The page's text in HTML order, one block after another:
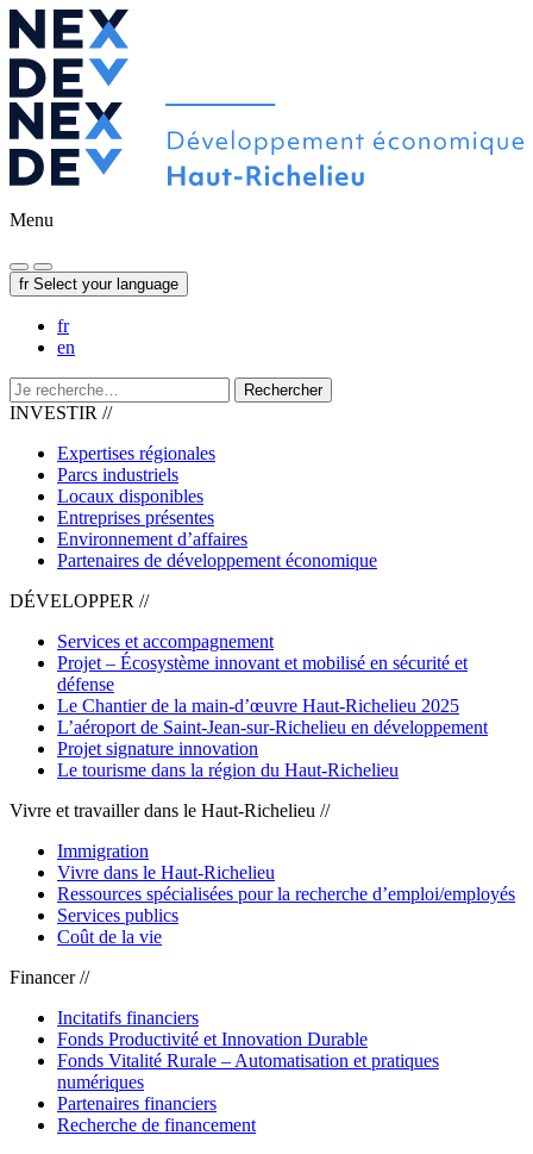
Menu
fr Select your language
fr
en
Rechercher
INVESTIR //
Expertises régionales
Parcs industriels
Locaux disponibles
Entreprises présentes
Environnement d’affaires
Partenaires de développement économique
DÉVELOPPER //
Services et accompagnement
Projet – Écosystème innovant et mobilisé en sécurité et
défense
Le Chantier de la main-d’œuvre Haut-Richelieu 2025
L’aéroport de Saint-Jean-sur-Richelieu en développement
Projet signature innovation
Le tourisme dans la région du Haut-Richelieu
Vivre et travailler dans le Haut-Richelieu //
Immigration
Vivre dans le Haut-Richelieu
Ressources spécialisées pour la recherche d’emploi/employés
Services publics
Coût de la vie
Financer //
Incitatifs financiers
Fonds Productivité et Innovation Durable
Fonds Vitalité Rurale – Automatisation et pratiques
numériques
Partenaires financiers
Recherche de financement